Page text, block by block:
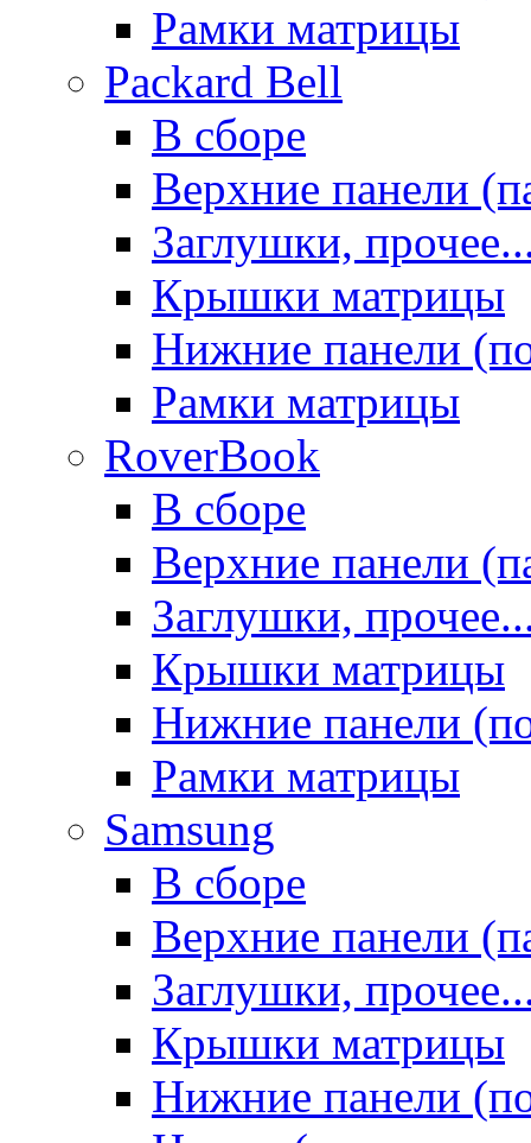
Рамки матрицы
Packard Bell
В сборе
Верхние панели
Заглушки,
Крышки матрицы
Нижние панели
Рамки матрицы
RoverBook
В сборе
Верхние панели
Заглушки,
Крышки матрицы
Нижние панели
Рамки матрицы
Samsung
В сборе
Верхние панели
Заглушки,
Крышки матрицы
Нижние панели